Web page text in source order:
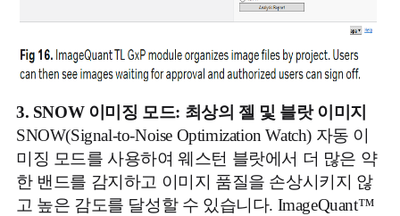
3. SNOW 이미징 모드: 최상의 젤 및 블랏 이미지
SNOW(Signal-to-Noise Optimization Watch) 자동 이
미징 모드를 사용하여 웨스턴 블랏에서 더 많은 약
한 밴드를 감지하고 이미지 품질을 손상시키지 않
고 높은 감도를 달성할 수 있습니다. ImageQuant™